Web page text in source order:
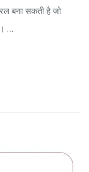
बना सकती है जो
…